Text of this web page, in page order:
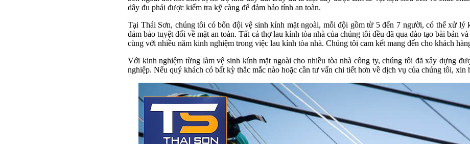
dây đu phải được kiểm tra kỹ càng để đảm bảo tính an toàn.
Tại Thái Sơn, chúng tôi có bốn đội vệ sinh kính mặt ngoài, mỗi đội gồm từ 5 đến 7 người, có thể xử
đảm bảo tuyệt đối về mặt an toàn. Tất cả thợ lau kính tòa nhà của chúng tôi đều đã qua đào tạo bài bản
cùng với nhiều năm kinh nghiệm trong việc lau kính tòa nhà. Chúng tôi cam kết mang đến cho khách
Với kinh nghiệm từng làm vệ sinh kính mặt ngoài cho nhiều tòa nhà công ty, chúng tôi đã xây dựng
nghiệp. Nếu quý khách có bất kỳ thắc mắc nào hoặc cần tư vấn chi tiết hơn về dịch vụ của chúng tôi,